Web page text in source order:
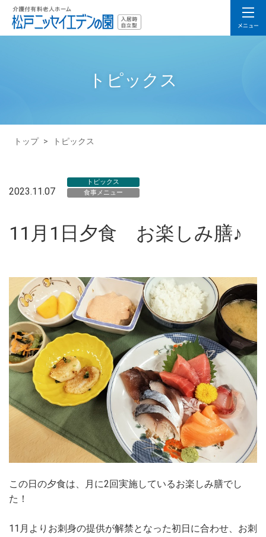
トピックス
トップ > トピックス
2023.11.07
トピックス
食事メニュー
11月1日夕食 お楽しみ膳♪
この日の夕食は、月に2回実施しているお楽しみ膳でし
た！
11月よりお刺身の提供が解禁となった初日に合わせ、お刺